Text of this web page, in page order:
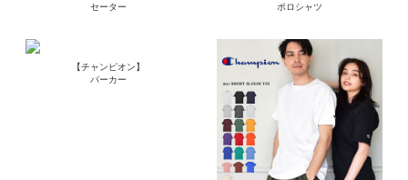
セーター
ポロシャツ
【チャンピオン】
パーカー